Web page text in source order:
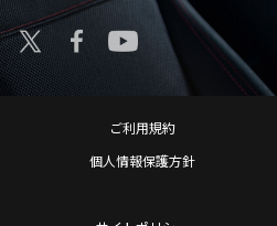
ご利用規約
個人情報保護方針